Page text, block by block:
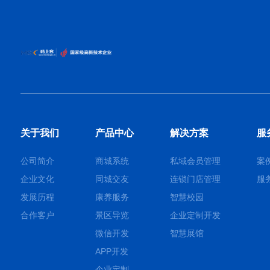
关于我们
公司简介
企业文化
发展历程
合作客户
产品中心
商城系统
同城交友
康养服务
景区导览
微信开发
APP开发
解决方案
私域会员管理
连锁门店管理
智慧校园
企业定制开发
智慧展馆
服
案
服